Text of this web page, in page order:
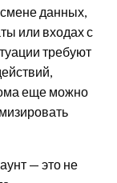
данных,
или входах с
требуют
еще можно
— это не